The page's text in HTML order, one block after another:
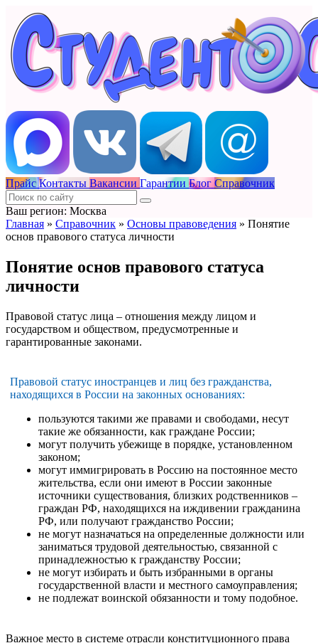
Прайс Контакты Вакансии Гарантии Блог Справочник
Ваш регион: Москва
Главная » Справочник » Основы правоведения » Понятие
основ правового статуса личности
Понятие основ правового статуса
личности
Правовой статус лица – отношения между лицом и
государством и обществом, предусмотренные и
гарантированные законами.
Правовой статус иностранцев и лиц без гражданства,
находящихся в России на законных основаниях:
пользуются такими же правами и свободами, несут
такие же обязанности, как граждане России;
могут получить убежище в порядке, установленном
законом;
могут иммигрировать в Россию на постоянное место
жительства, если они имеют в России законные
источники существования, близких родственников –
граждан РФ, находящихся на иждивении гражданина
РФ, или получают гражданство России;
не могут назначаться на определенные должности или
заниматься трудовой деятельностью, связанной с
принадлежностью к гражданству России;
не могут избирать и быть избранными в органы
государственной власти и местного самоуправления;
не подлежат воинской обязанности и тому подобное.
Важное место в системе отрасли конституционного права